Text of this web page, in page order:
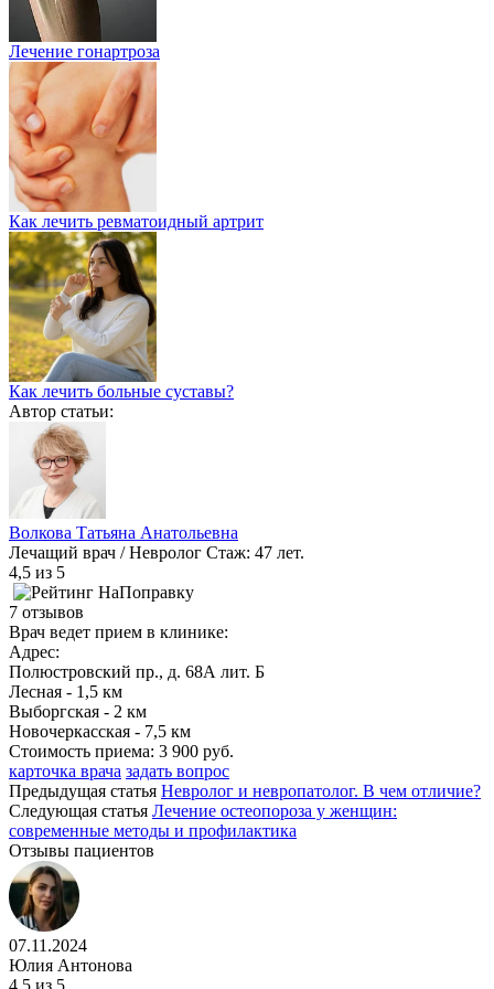
Лечение гонартроза
Как лечить ревматоидный артрит
Как лечить больные суставы?
Автор статьи:
Волкова Татьяна Анатольевна
Лечащий врач / Невролог Стаж: 47 лет.
4,5 из 5
7 отзывов
Врач ведет прием в клинике:
Адрес:
Полюстровский пр., д. 68А лит. Б
Лесная - 1,5 км
Выборгская - 2 км
Новочеркасская - 7,5 км
Стоимость приема: 3 900 руб.
карточка врача задать вопрос
Предыдущая статья Невролог и невропатолог. В чем отличие?
Следующая статья Лечение остеопороза у женщин:
современные методы и профилактика
Отзывы пациентов
07.11.2024
Юлия Антонова
4.5 из 5